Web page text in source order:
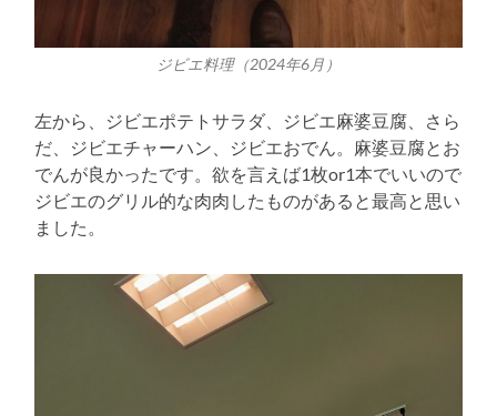
ジビエ料理（2024年6月）
左から、ジビエポテトサラダ、ジビエ麻婆豆腐、さら
だ、ジビエチャーハン、ジビエおでん。麻婆豆腐とお
でんが良かったです。欲を言えば1枚or1本でいいので
ジビエのグリル的な肉肉したものがあると最高と思い
ました。